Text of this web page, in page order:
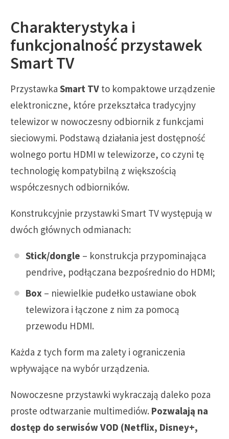
Charakterystyka i
funkcjonalność przystawek
Smart TV
Przystawka Smart TV to kompaktowe urządzenie
elektroniczne, które przekształca tradycyjny
telewizor w nowoczesny odbiornik z funkcjami
sieciowymi. Podstawą działania jest dostępność
wolnego portu HDMI w telewizorze, co czyni tę
technologię kompatybilną z większością
współczesnych odbiorników.
Konstrukcyjnie przystawki Smart TV występują w
dwóch głównych odmianach:
Stick/dongle – konstrukcja przypominająca
pendrive, podłączana bezpośrednio do HDMI;
Box – niewielkie pudełko ustawiane obok
telewizora i łączone z nim za pomocą
przewodu HDMI.
Każda z tych form ma zalety i ograniczenia
wpływające na wybór urządzenia.
Nowoczesne przystawki wykraczają daleko poza
proste odtwarzanie multimediów. Pozwalają na
dostęp do serwisów VOD (Netflix, Disney+,